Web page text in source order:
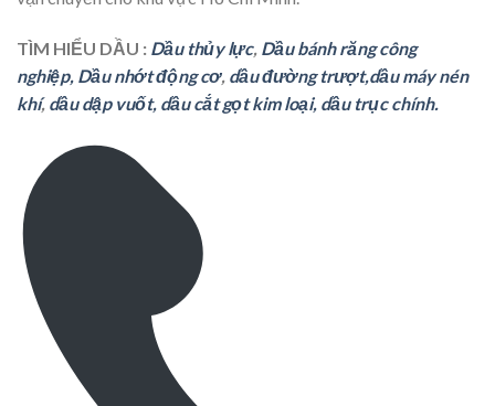
TÌM HIỂU DẦU : Dầu thủy lực, Dầu bánh răngcông
nghiệp, Dầu nhớt động cơ, dầu đường trượt,dầu máy nén
khí, dầu dập vuốt, dầu cắt gọt kim loại, dầu trục chính.